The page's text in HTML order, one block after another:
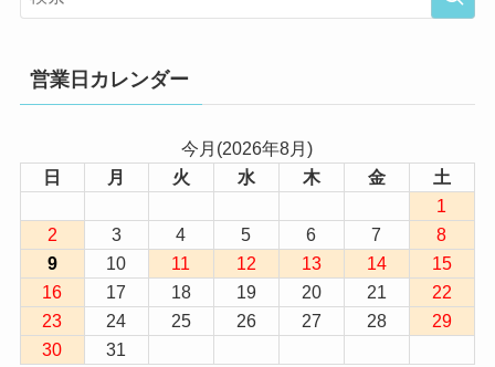
営業日カレンダー
今月(2026年8月)
日
月 火 水 木 金
土
1
2
3 4 5 6 7
8
9
10 11 12 13 14
15
16
17 18 19 20 21
22
23
24 25 26 27 28
29
30
31